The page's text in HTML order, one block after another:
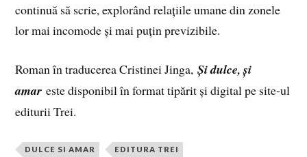
continuă să scrie, explorând relațiile umane din zonele
lor mai incomode și mai puțin previzibile.
Roman în traducerea Cristinei Jinga,Și dulce, și
amar este disponibil în format tipărit și digital pe site-ul
editurii Trei.
DULCE SI AMAR EDITURA TREI